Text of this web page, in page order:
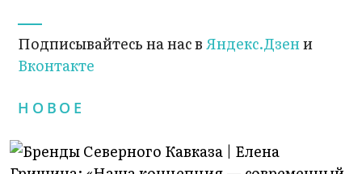
Подписывайтесь на нас вЯндекс.Дзени
Вконтакте
НОВОЕ